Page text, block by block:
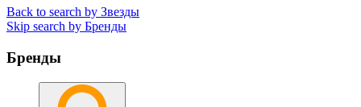
Back to search by Звезды
Skip search by Бренды
Бренды